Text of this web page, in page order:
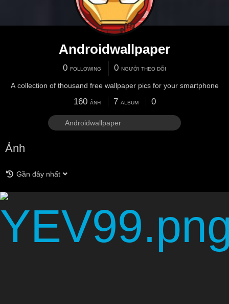
Androidwallpaper
0 FOLLOWING 0 NGƯỜI THEO DÕI
A collection of thousand free wallpaper pics for your smartphone
160 ẢNH 7 ALBUM 0
Ảnh
Gần đây nhất